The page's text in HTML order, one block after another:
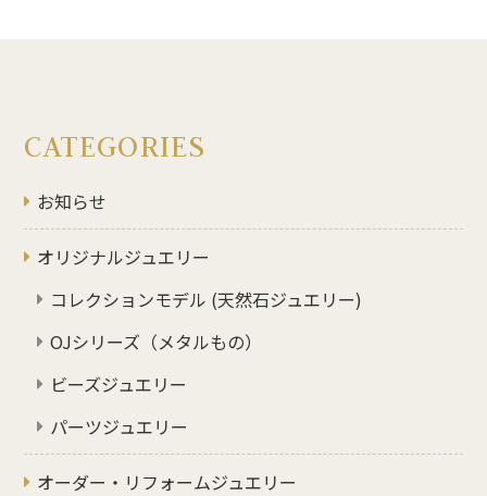
CATEGORIES
お知らせ
オリジナルジュエリー
コレクションモデル (天然石ジュエリー)
OJシリーズ（メタルもの）
ビーズジュエリー
パーツジュエリー
オーダー・リフォームジュエリー